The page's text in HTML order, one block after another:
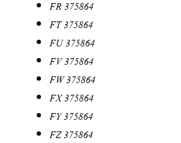
FR 375864
FT 375864
FU 375864
FV 375864
FW 375864
FX 375864
FY 375864
FZ 375864